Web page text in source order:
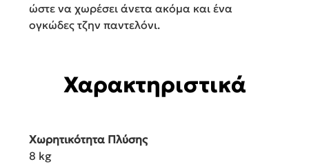
ώστε να χωρέσει άνετα ακόμα και ένα
ογκώδες τζην παντελόνι.
Χαρακτηριστικά
Χωρητικότητα Πλύσης
8 kg